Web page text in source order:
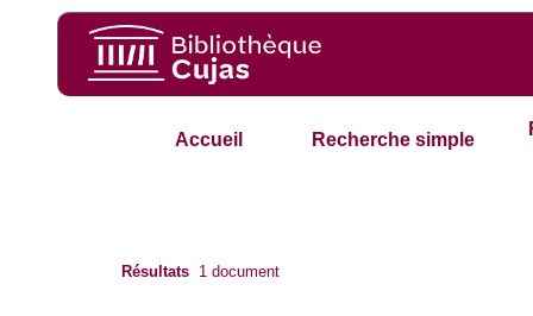
Accueil Recherche simple
Résultats 1 document